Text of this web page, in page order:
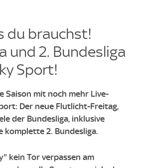
du brauchst!
und 2. Bundesliga
Sport!​
Saison mit noch mehr Live-
Der neue Flutlicht-Freitag,
der Bundesliga, inklusive
komplette 2. Bundesliga.
kein Tor verpassen am